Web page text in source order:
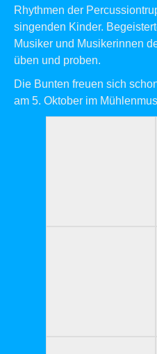
Rhythmen der
singenden Kinder.
Musiker und Musikerinnen
üben und proben.
Die Bunten freuen sich
am 5. Oktober im